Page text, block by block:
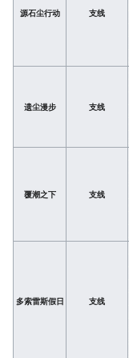
源石尘行动 支线
遗尘漫步 支线
覆潮之下 支线
多索雷斯假日 支线